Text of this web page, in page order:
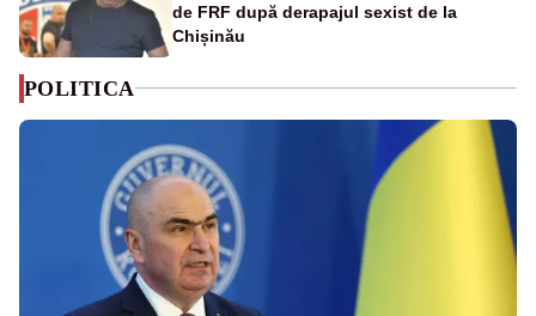
de FRF după derapajul sexist de la
Chișinău
POLITICA